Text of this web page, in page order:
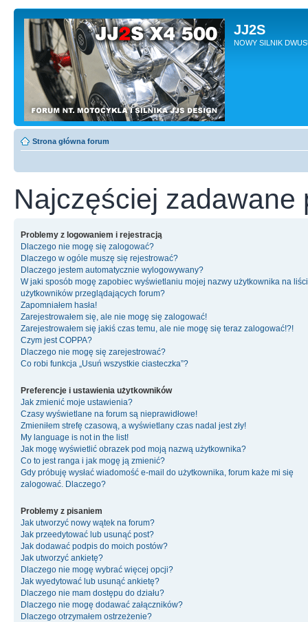
JJ2S
NOWY SILNIK
Strona główna forum
Najczęściej zadawane
Problemy z logowaniem i rejestracją
Dlaczego nie mogę się zalogować?
Dlaczego w ogóle muszę się rejestrować?
Dlaczego jestem automatycznie wylogowywany?
W jaki sposób mogę zapobiec wyświetlaniu mojej nazwy użytkownika na
użytkowników przeglądających forum?
Zapomniałem hasła!
Zarejestrowałem się, ale nie mogę się zalogować!
Zarejestrowałem się jakiś czas temu, ale nie mogę się teraz zalogować!?!
Czym jest COPPA?
Dlaczego nie mogę się zarejestrować?
Co robi funkcja „Usuń wszystkie ciasteczka”?
Preferencje i ustawienia użytkowników
Jak zmienić moje ustawienia?
Czasy wyświetlane na forum są nieprawidłowe!
Zmieniłem strefę czasową, a wyświetlany czas nadal jest zły!
My language is not in the list!
Jak mogę wyświetlić obrazek pod moją nazwą użytkownika?
Co to jest ranga i jak mogę ją zmienić?
Gdy próbuję wysłać wiadomość e-mail do użytkownika, forum każe mi się
zalogować. Dlaczego?
Problemy z pisaniem
Jak utworzyć nowy wątek na forum?
Jak przeedytować lub usunąć post?
Jak dodawać podpis do moich postów?
Jak utworzyć ankietę?
Dlaczego nie mogę wybrać więcej opcji?
Jak wyedytować lub usunąć ankietę?
Dlaczego nie mam dostępu do działu?
Dlaczego nie mogę dodawać załączników?
Dlaczego otrzymałem ostrzeżenie?